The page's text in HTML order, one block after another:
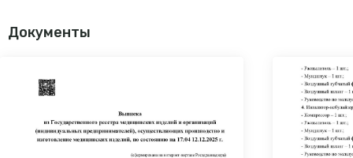
Документы